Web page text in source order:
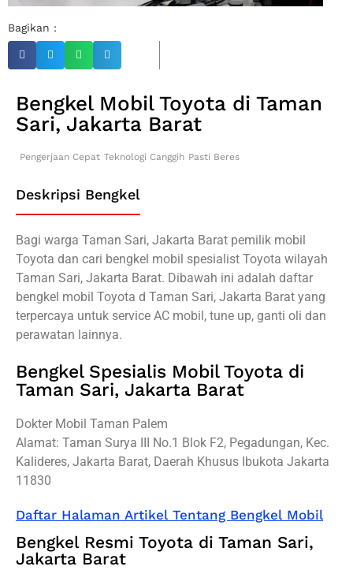
Bagikan :
Bengkel Mobil Toyota di Taman
Sari, Jakarta Barat
Pengerjaan Cepat Teknologi Canggih Pasti Beres
Deskripsi Bengkel
Bagi warga Taman Sari, Jakarta Barat pemilik mobil
Toyota dan cari bengkel mobil spesialist Toyota wilayah
Taman Sari, Jakarta Barat. Dibawah ini adalah daftar
bengkel mobil Toyota d Taman Sari, Jakarta Barat yang
terpercaya untuk service AC mobil, tune up, ganti oli dan
perawatan lainnya.
Bengkel Spesialis Mobil Toyota di
Taman Sari, Jakarta Barat
Dokter Mobil Taman Palem
Alamat: Taman Surya III No.1 Blok F2, Pegadungan, Kec.
Kalideres, Jakarta Barat, Daerah Khusus Ibukota Jakarta
11830
Daftar Halaman Artikel Tentang Bengkel Mobil
Bengkel Resmi Toyota di Taman Sari,
Jakarta Barat